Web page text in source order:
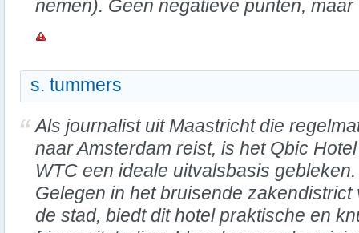
nemen). Geen negatieve punten,
s. tummers
Als journalist uit Maastricht die
naar Amsterdam reist, is het Qbic Hotel
WTC een ideale uitvalsbasis gebleken.
Gelegen in het bruisende zakendistrict
de stad, biedt dit hotel praktische en